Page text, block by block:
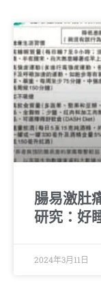
腸易激肚
研究：好
2024年3月11日